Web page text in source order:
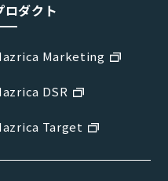
ロダクト
Marketing
DSR
Target